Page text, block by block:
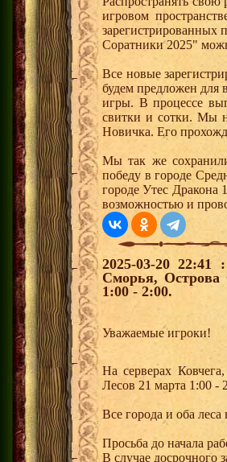
игровом
Соратники 2025"
Все новые
будем предложен для
игры. В процессе
свитки и сотки. Мы
Новичка. Его
Мы так же
победу в городе
городе Утес Дракона
возможностью и
2025-03-20 22:41
Сморья, Острова
1:00 - 2:00.
Уважаемые игроки!
На серверах
Лесов 21 марта 1:00 -
Все города и оба леса
Просьба до начала
В случае досрочного